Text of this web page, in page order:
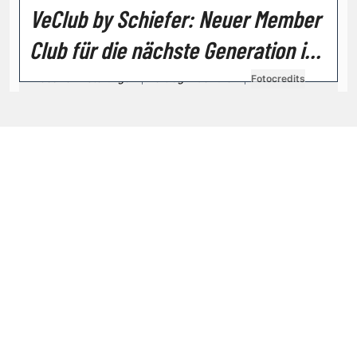
VeClub by Schiefer: Neuer Member
Club für die nächste Generation im
Vergaberecht
VGN MEDIEN HOLDING
Impressum AGB / ANB
Kontakt-Datenschutz
Datenschutzpolicy
Tarife Print / Online
Redirect Sitemap
Fotocredits